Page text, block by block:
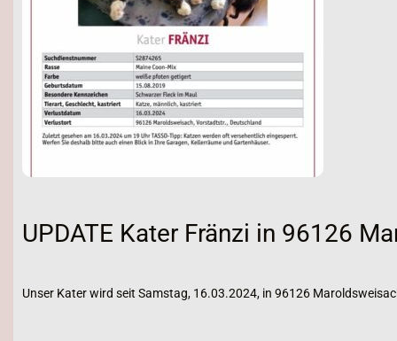
UPDATE Kater Fränzi in 96126
Unser Kater wird seit Samstag, 16.03.2024, in 96126